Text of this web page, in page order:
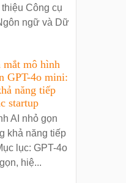
Công cụ
ngữ và Dữ
mô hình
GPT-4o mini:
năng tiếp
startup
AI nhỏ gọn
khả năng tiếp
lục: GPT-4o
hiệ...